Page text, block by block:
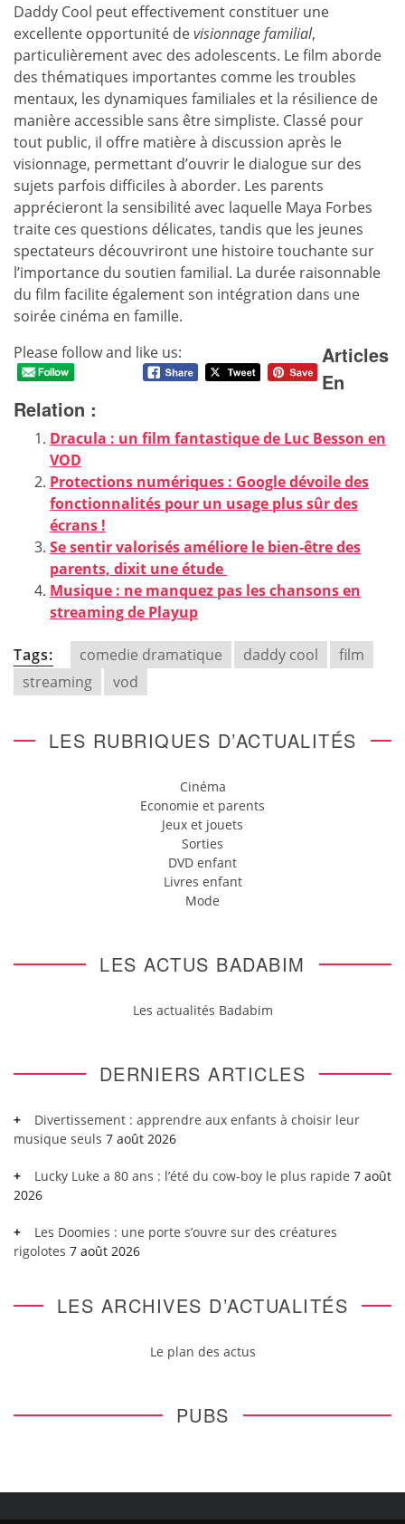
Daddy Cool peut effectivement constituer une
excellente opportunité devisionnage familial,
particulièrement avec des adolescents. Le film aborde
des thématiques importantes comme les troubles
mentaux, les dynamiques familiales et la résilience de
manière accessible sans être simpliste. Classé pour
tout public, il offre matière à discussion après le
visionnage, permettant d’ouvrir le dialogue sur des
sujets parfois difficiles à aborder. Les parents
apprécieront la sensibilité avec laquelle Maya Forbes
traite ces questions délicates, tandis que les jeunes
spectateurs découvriront une histoire touchante sur
l’importance du soutien familial. La durée raisonnable
du film facilite également son intégration dans une
soirée cinéma en famille.
Please follow and like us:
Articles
En
Relation :
Dracula : un film fantastique de Luc Besson en
VOD
Protections numériques : Google dévoile des
fonctionnalités pour un usage plus sûr des
écrans !
Se sentir valorisés améliore le bien-être des
parents, dixit une étude
Musique : ne manquez pas les chansons en
streaming de Playup
Tags: comedie dramatique daddy cool
film
streaming
vod
LES RUBRIQUES D’ACTUALITÉS
Cinéma
Economie et parents
Jeux et jouets
Sorties
DVD enfant
Livres enfant
Mode
LES ACTUS BADABIM
Les actualités Badabim
DERNIERS ARTICLES
Divertissement : apprendre aux enfants à choisir leur
musique seuls 7 août 2026
Lucky Luke a 80 ans : l’été du cow-boy le plus rapide 7 août
2026
Les Doomies : une porte s’ouvre sur des créatures
rigolotes 7 août 2026
LES ARCHIVES D’ACTUALITÉS
Le plan des actus
PUBS